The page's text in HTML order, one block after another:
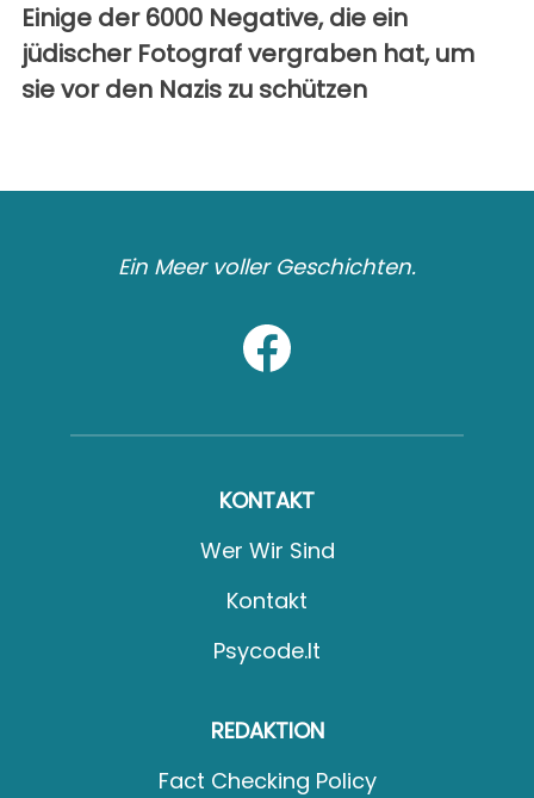
Einige der 6000 Negative, die ein
jüdischer Fotograf vergraben hat, um
sie vor den Nazis zu schützen
Ein Meer voller Geschichten.
KONTAKT
Wer Wir Sind
Kontakt
Psycode.it
REDAKTION
Fact Checking Policy